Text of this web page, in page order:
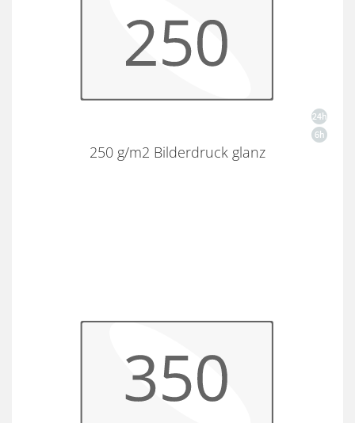
250 g/m2 Bilderdruck glanz